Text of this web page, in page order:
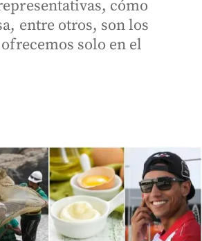
cómo
entre otros, son los
solo en el